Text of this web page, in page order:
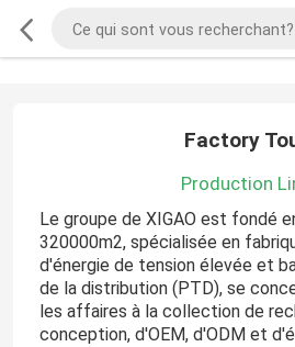
Factory
Production
Le groupe de XIGAO est fondé
320000m2, spécialisée en
d'énergie de tension élevée et
de la distribution (PTD), se
les affaires à la collection de
conception, d'OEM, d'ODM et